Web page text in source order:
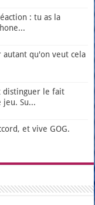
: tu as la
qu'on veut cela
distinguer le fait
jeu. Su...
et vive GOG.